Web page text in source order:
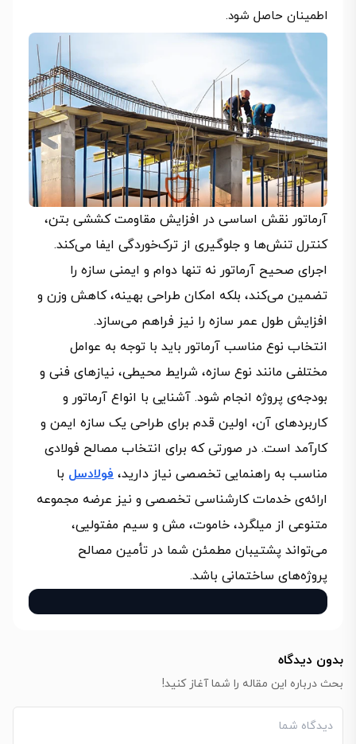
اطمینان حاصل شود.
آرماتور نقش اساسی در افزایش مقاومت کششی بتن،
کنترل تنش‌ها و جلوگیری از ترک‌خوردگی ایفا می‌کند.
اجرای صحیح آرماتور نه‌ تنها دوام و ایمنی سازه را
تضمین می‌کند، بلکه امکان طراحی بهینه، کاهش وزن و
افزایش طول عمر سازه را نیز فراهم می‌سازد.
انتخاب نوع مناسب آرماتور باید با توجه به عوامل
مختلفی مانند نوع سازه، شرایط محیطی، نیازهای فنی و
بودجه‌ی پروژه انجام شود. آشنایی با انواع آرماتور و
کاربردهای آن، اولین قدم برای طراحی یک سازه ایمن و
کارآمد است. در صورتی که برای انتخاب مصالح فولادی
مناسب به راهنمایی تخصصی نیاز دارید، فولادسل با
ارائه‌ی خدمات کارشناسی تخصصی و نیز عرضه مجموعه‌
متنوعی از میلگرد، خاموت، مش و سیم مفتولیی،
می‌تواند پشتیبان مطمئن شما در تأمین مصالح
پروژه‌های ساختمانی باشد.
بدون دیدگاه
بحث درباره این مقاله را شما آغاز کنید!